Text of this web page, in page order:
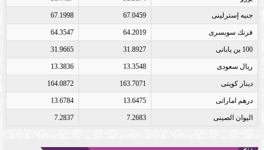
جنيه إسترلينى 67.0459
67.1998
فرنك سويسرى 64.2019
64.3547
100 ين يابانى 31.8927
31.9665
ريال سعودى 13.3548
13.3836
دينار كويتى 163.7071
164.0872
درهم اماراتى 13.6475
13.6784
اليوان الصينى 7.2683
7.2837